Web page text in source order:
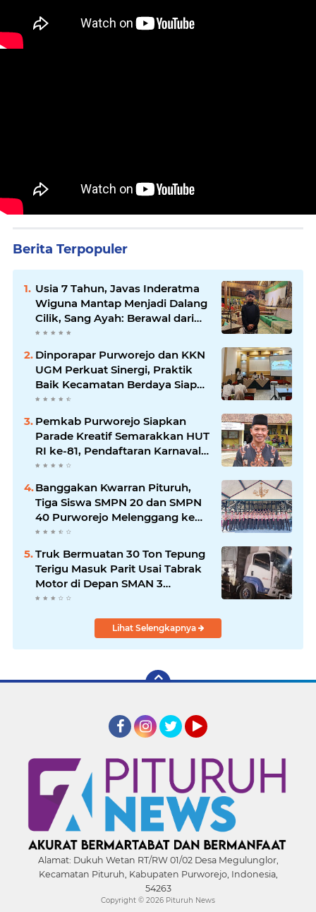
Berita Terpopuler
Usia 7 Tahun, Javas Inderatma
Wiguna Mantap Menjadi Dalang
Cilik, Sang Ayah: Berawal dari
Menonton Wayang di YouTube
Dinporapar Purworejo dan KKN
UGM Perkuat Sinergi, Praktik
Baik Kecamatan Berdaya Siap
Direplikasi
Pemkab Purworejo Siapkan
Parade Kreatif Semarakkan HUT
RI ke-81, Pendaftaran Karnaval
Resmi Dibuka
Banggakan Kwarran Pituruh,
Tiga Siswa SMPN 20 dan SMPN
40 Purworejo Melenggang ke
Jamnas Cibubur
Truk Bermuatan 30 Ton Tepung
Terigu Masuk Parit Usai Tabrak
Motor di Depan SMAN 3
Purworejo, Satu Orang Tewas
Lihat Selengkapnya
Alamat: Dukuh Wetan RT/RW 01/02 Desa Megulunglor,
Kecamatan Pituruh, Kabupaten Purworejo, Indonesia,
54263
Copyright © 2026 Pituruh News